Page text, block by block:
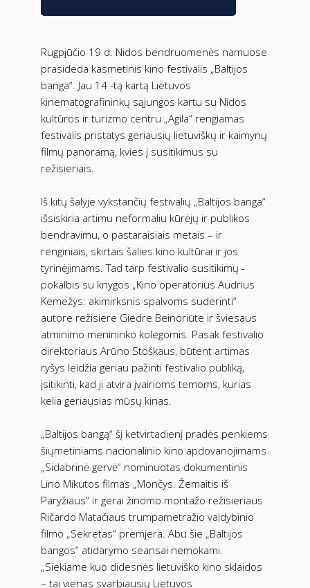
Rugpjūčio 19 d. Nidos bendruomenės namuose
prasideda kasmetinis kino festivalis „Baltijos
banga“. Jau 14 -tą kartą Lietuvos
kinematografininkų sąjungos kartu su Nidos
kultūros ir turizmo centru „Agila“ rengiamas
festivalis pristatys geriausių lietuviškų ir kaimynų
filmų panoramą, kvies į susitikimus su
režisieriais.
Iš kitų šalyje vykstančių festivalių „Baltijos banga“
išsiskiria artimu neformaliu kūrėjų ir publikos
bendravimu, o pastaraisiais metais – ir
renginiais, skirtais šalies kino kultūrai ir jos
tyrinėjimams. Tad tarp festivalio susitikimų -
pokalbis su knygos „Kino operatorius Audrius
Kemežys: akimirksnis spalvoms suderinti“
autore režisiere Giedre Beinoriūte ir šviesaus
atminimo menininko kolegomis. Pasak festivalio
direktoriaus Arūno Stoškaus, būtent artimas
ryšys leidžia geriau pažinti festivalio publiką,
įsitikinti, kad ji atvira įvairioms temoms, kurias
kelia geriausias mūsų kinas.
„Baltijos bangą“ šį ketvirtadienį pradės penkiems
šiųmetiniams nacionalinio kino apdovanojimams
„Sidabrinė gervė“ nominuotas dokumentinis
Lino Mikutos filmas „Mončys. Žemaitis iš
Paryžiaus“ ir gerai žinomo montažo režisieriaus
Ričardo Matačiaus trumpametražio vaidybinio
filmo „Sekretas“ premjera. Abu šie „Baltijos
bangos“ atidarymo seansai nemokami.
„Siekiame kuo didesnės lietuviško kino sklaidos
– tai vienas svarbiausių Lietuvos